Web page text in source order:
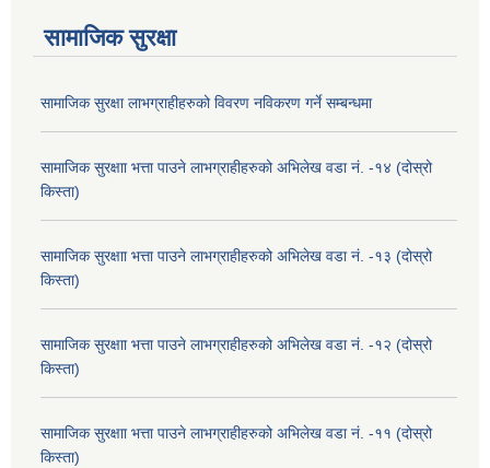
सामाजिक सुरक्षा
सामाजिक सुरक्षा लाभग्राहीहरुको विवरण नविकरण गर्ने सम्बन्धमा
सामाजिक सुरक्षाा भत्ता पाउने लाभग्राहीहरुको अभिलेख वडा नं. -१४ (दोस्रो
किस्ता)
सामाजिक सुरक्षाा भत्ता पाउने लाभग्राहीहरुको अभिलेख वडा नं. -१३ (दोस्रो
किस्ता)
सामाजिक सुरक्षाा भत्ता पाउने लाभग्राहीहरुको अभिलेख वडा नं. -१२ (दोस्रो
किस्ता)
सामाजिक सुरक्षाा भत्ता पाउने लाभग्राहीहरुको अभिलेख वडा नं. -११ (दोस्रो
किस्ता)